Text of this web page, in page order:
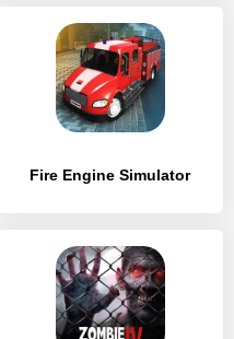
Fire Engine Simulator